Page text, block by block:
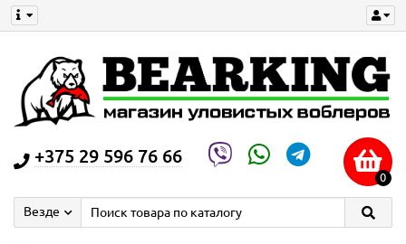
+375 29 596 76 66
0
Везде